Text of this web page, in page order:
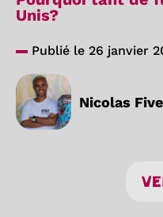
Unis?
Publié le 26 janvier
Nicolas